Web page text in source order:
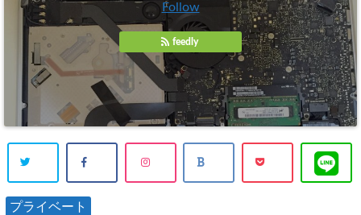
Follow
feedly
プライベート